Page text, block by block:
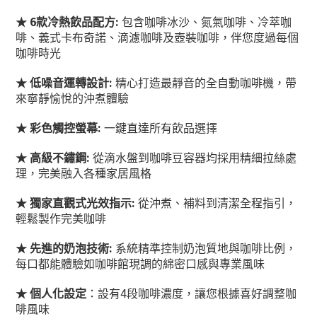
★ 6款冷熱飲品配方: 包含咖啡冰沙、氮氣咖啡、冷萃咖
啡、義式卡布奇諾、滴濾咖啡及壺裝咖啡，伴您度過每個
咖啡時光
★ 低噪音運轉設計: 精心打造最靜音的全自動咖啡機，帶
來寧靜愉悅的沖煮體驗
★ 彩色觸控螢幕: 一鍵直達所有飲品選擇
★ 高級不鏽鋼: 從滴水盤到咖啡豆容器均採用精細拉絲處
理，完美融入各種家居風格
★ 獨家直觀式光效指示: 從沖煮、補料到清潔全程指引，
輕鬆製作完美咖啡
★ 先進的奶泡技術: 系統精準控制奶泡質地與咖啡比例，
每口都能體驗如咖啡館現調的綿密口感與專業風味
★ 個人化設定 ：設有4段咖啡濃度，讓您根據喜好調整咖
啡風味